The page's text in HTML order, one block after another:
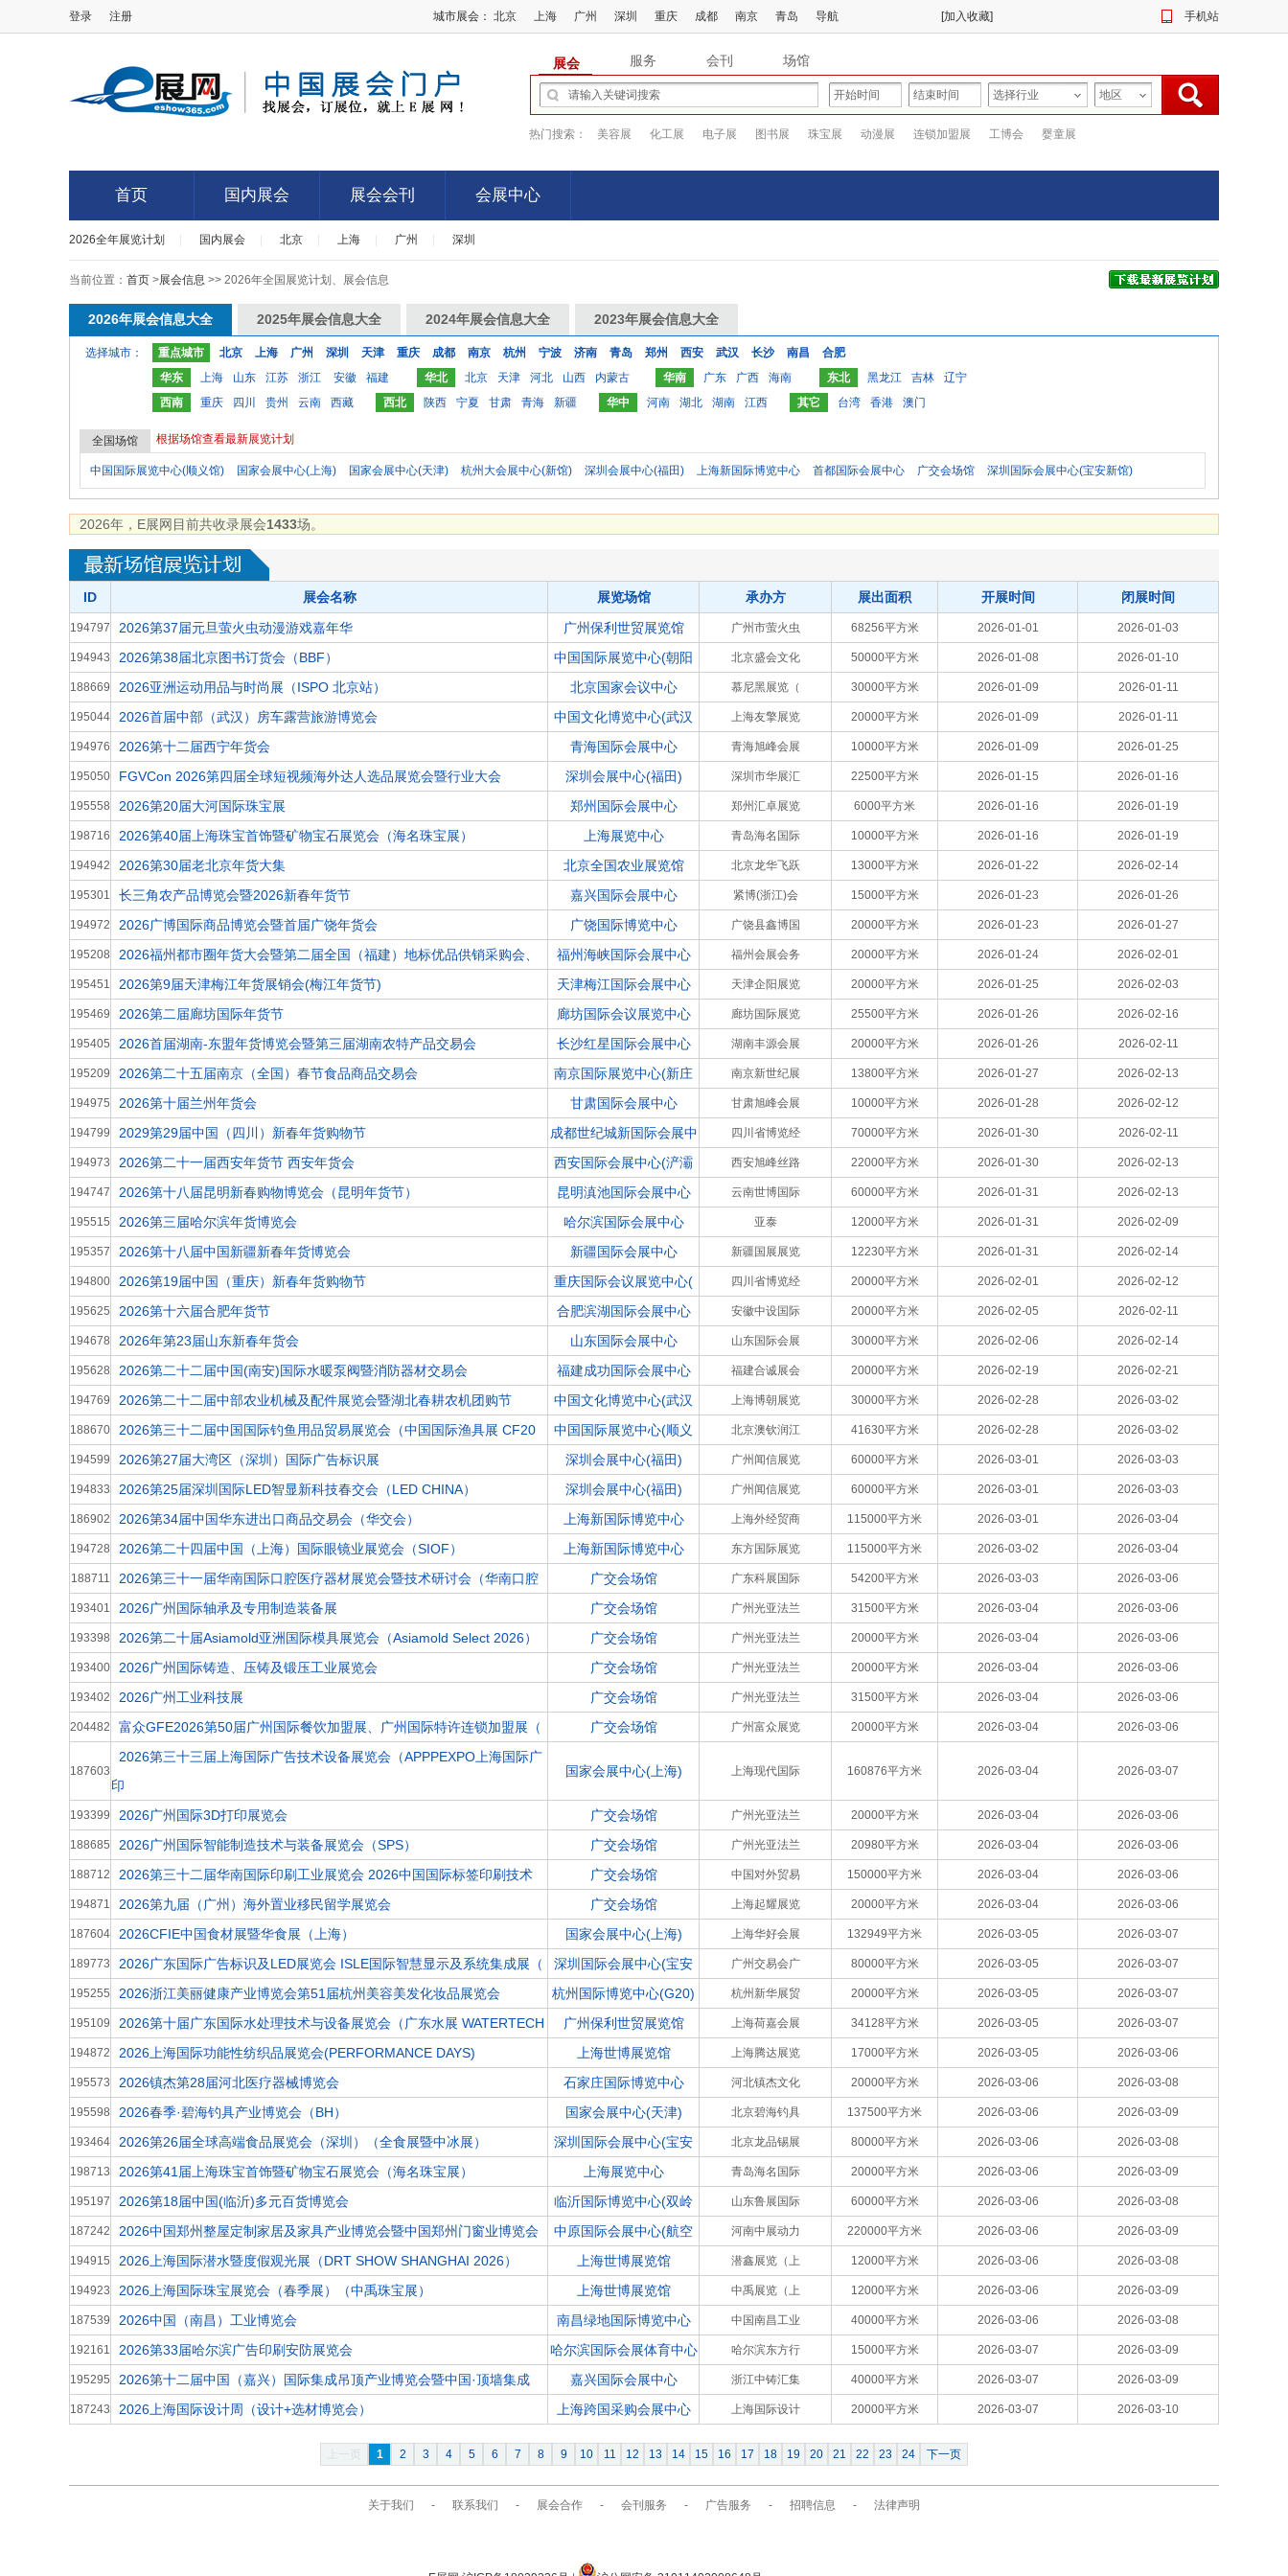
登录 注册 城市展会： 北京 上海 广州 深圳 重庆 成都 南京 青岛 导航 [加入收藏] 手机站
展会 服务 会刊 场馆
热门搜索： 美容展 化工展 电子展 图书展 珠宝展 动漫展 连锁加盟展 工博会 婴童展
首页
首页
国内展会
国内展会
展会会刊
展会会刊
会展中心
2026全年展览计划 国内展会 北京 上海 广州 深圳
当前位置： 首页 >展会信息 >> 2026年全国展览计划、展会信息
2026年展会信息大全 2025年展会信息大全 2024年展会信息大全 2023年展会信息大全
选择城市： 重点城市 北京 上海 广州 深圳 天津 重庆 成都 南京 杭州 宁波 济南 青岛 郑州 西安 武汉 长沙 南昌
合肥
华东
上海 山东 江苏 浙江 安徽 福建 华北 北京 天津 河北 山西 内蒙古 华南 广东 广西 海南 东北 黑龙江 吉林
辽宁
西南
重庆 四川 贵州 云南 西藏 西北 陕西 宁夏 甘肃 青海 新疆 华中 河南 湖北 湖南 江西 其它 台湾 香港 澳门
全国场馆 根据场馆查看最新展览计划
中国国际展览中心(顺义馆) 国家会展中心(上海) 国家会展中心(天津) 杭州大会展中心(新馆) 深圳会展中心(福田) 上海新国际博览中心 首都国际会展中心 广交会场馆 深圳国际会展中心(宝安新馆)
2026年，E展网目前共收录展会1433场。
ID 展会名称 展览场馆 承办方 展出面积 开展时间 闭展时间
194797 2026第37届元旦萤火虫动漫游戏嘉年华 广州保利世贸展览馆 广州市萤火虫 68256平方米 2026-01-01 2026-01-03
194943 2026第38届北京图书订货会（BBF） 中国国际展览中心(朝阳 北京盛会文化 50000平方米 2026-01-08 2026-01-10
188669 2026亚洲运动用品与时尚展（ISPO 北京站） 北京国家会议中心 慕尼黑展览（ 30000平方米 2026-01-09 2026-01-11
195044 2026首届中部（武汉）房车露营旅游博览会 中国文化博览中心(武汉 上海友擎展览 20000平方米 2026-01-09 2026-01-11
194976 2026第十二届西宁年货会 青海国际会展中心 青海旭峰会展 10000平方米 2026-01-09 2026-01-25
195050 FGVCon 2026第四届全球短视频海外达人选品展览会暨行业大会 深圳会展中心(福田) 深圳市华展汇 22500平方米 2026-01-15 2026-01-16
195558 2026第20届大河国际珠宝展 郑州国际会展中心 郑州汇卓展览 6000平方米 2026-01-16 2026-01-19
198716 2026第40届上海珠宝首饰暨矿物宝石展览会（海名珠宝展） 上海展览中心 青岛海名国际 10000平方米 2026-01-16 2026-01-19
194942 2026第30届老北京年货大集 北京全国农业展览馆 北京龙华飞跃 13000平方米 2026-01-22 2026-02-14
195301 长三角农产品博览会暨2026新春年货节 嘉兴国际会展中心 紧博(浙江)会 15000平方米 2026-01-23 2026-01-26
194972 2026广博国际商品博览会暨首届广饶年货会 广饶国际博览中心 广饶县鑫博国 20000平方米 2026-01-23 2026-01-27
195208 2026福州都市圈年货大会暨第二届全国（福建）地标优品供销采购会、 福州海峡国际会展中心 福州会展会务 20000平方米 2026-01-24 2026-02-01
195451 2026第9届天津梅江年货展销会(梅江年货节) 天津梅江国际会展中心 天津企阳展览 20000平方米 2026-01-25 2026-02-03
195469 2026第二届廊坊国际年货节 廊坊国际会议展览中心 廊坊国际展览 25500平方米 2026-01-26 2026-02-16
195405 2026首届湖南-东盟年货博览会暨第三届湖南农特产品交易会 长沙红星国际会展中心 湖南丰源会展 20000平方米 2026-01-26 2026-02-11
195209 2026第二十五届南京（全国）春节食品商品交易会 南京国际展览中心(新庄 南京新世纪展 13800平方米 2026-01-27 2026-02-13
194975 2026第十届兰州年货会 甘肃国际会展中心 甘肃旭峰会展 10000平方米 2026-01-28 2026-02-12
194799 2029第29届中国（四川）新春年货购物节 成都世纪城新国际会展中 四川省博览经 70000平方米 2026-01-30 2026-02-11
194973 2026第二十一届西安年货节 西安年货会 西安国际会展中心(浐灞 西安旭峰丝路 22000平方米 2026-01-30 2026-02-13
194747 2026第十八届昆明新春购物博览会（昆明年货节） 昆明滇池国际会展中心 云南世博国际 60000平方米 2026-01-31 2026-02-13
195515 2026第三届哈尔滨年货博览会 哈尔滨国际会展中心 亚泰 12000平方米 2026-01-31 2026-02-09
195357 2026第十八届中国新疆新春年货博览会 新疆国际会展中心 新疆国展展览 12230平方米 2026-01-31 2026-02-14
194800 2026第19届中国（重庆）新春年货购物节 重庆国际会议展览中心( 四川省博览经 20000平方米 2026-02-01 2026-02-12
195625 2026第十六届合肥年货节 合肥滨湖国际会展中心 安徽中设国际 20000平方米 2026-02-05 2026-02-11
194678 2026年第23届山东新春年货会 山东国际会展中心 山东国际会展 30000平方米 2026-02-06 2026-02-14
195628 2026第二十二届中国(南安)国际水暖泵阀暨消防器材交易会 福建成功国际会展中心 福建合诚展会 20000平方米 2026-02-19 2026-02-21
194769 2026第二十二届中部农业机械及配件展览会暨湖北春耕农机团购节 中国文化博览中心(武汉 上海博朝展览 30000平方米 2026-02-28 2026-03-02
188670 2026第三十二届中国国际钓鱼用品贸易展览会（中国国际渔具展 CF20 中国国际展览中心(顺义 北京澳钦润江 41630平方米 2026-02-28 2026-03-02
194599 2026第27届大湾区（深圳）国际广告标识展 深圳会展中心(福田) 广州闻信展览 60000平方米 2026-03-01 2026-03-03
194833 2026第25届深圳国际LED智显新科技春交会（LED CHINA） 深圳会展中心(福田) 广州闻信展览 60000平方米 2026-03-01 2026-03-03
186902 2026第34届中国华东进出口商品交易会（华交会） 上海新国际博览中心 上海外经贸商 115000平方米 2026-03-01 2026-03-04
194728 2026第二十四届中国（上海）国际眼镜业展览会（SIOF） 上海新国际博览中心 东方国际展览 115000平方米 2026-03-02 2026-03-04
188711 2026第三十一届华南国际口腔医疗器材展览会暨技术研讨会（华南口腔 广交会场馆 广东科展国际 54200平方米 2026-03-03 2026-03-06
193401 2026广州国际轴承及专用制造装备展 广交会场馆 广州光亚法兰 31500平方米 2026-03-04 2026-03-06
193398 2026第二十届Asiamold亚洲国际模具展览会（Asiamold Select 2026） 广交会场馆 广州光亚法兰 20000平方米 2026-03-04 2026-03-06
193400 2026广州国际铸造、压铸及锻压工业展览会 广交会场馆 广州光亚法兰 20000平方米 2026-03-04 2026-03-06
193402 2026广州工业科技展 广交会场馆 广州光亚法兰 31500平方米 2026-03-04 2026-03-06
204482 富众GFE2026第50届广州国际餐饮加盟展、广州国际特许连锁加盟展（ 广交会场馆 广州富众展览 20000平方米 2026-03-04 2026-03-06
187603
2026第三十三届上海国际广告技术设备展览会（APPPEXPO上海国际广
印
国家会展中心(上海) 上海现代国际 160876平方米 2026-03-04 2026-03-07
193399 2026广州国际3D打印展览会 广交会场馆 广州光亚法兰 20000平方米 2026-03-04 2026-03-06
188685 2026广州国际智能制造技术与装备展览会（SPS） 广交会场馆 广州光亚法兰 20980平方米 2026-03-04 2026-03-06
188712 2026第三十二届华南国际印刷工业展览会 2026中国国际标签印刷技术 广交会场馆 中国对外贸易 150000平方米 2026-03-04 2026-03-06
194871 2026第九届（广州）海外置业移民留学展览会 广交会场馆 上海起耀展览 20000平方米 2026-03-04 2026-03-06
187604 2026CFIE中国食材展暨华食展（上海） 国家会展中心(上海) 上海华好会展 132949平方米 2026-03-05 2026-03-07
189773 2026广东国际广告标识及LED展览会 ISLE国际智慧显示及系统集成展（ 深圳国际会展中心(宝安 广州交易会广 80000平方米 2026-03-05 2026-03-07
195255 2026浙江美丽健康产业博览会第51届杭州美容美发化妆品展览会 杭州国际博览中心(G20) 杭州新华展贸 20000平方米 2026-03-05 2026-03-07
195109 2026第十届广东国际水处理技术与设备展览会（广东水展 WATERTECH 广州保利世贸展览馆 上海荷嘉会展 34128平方米 2026-03-05 2026-03-07
194872 2026上海国际功能性纺织品展览会(PERFORMANCE DAYS) 上海世博展览馆 上海腾达展览 17000平方米 2026-03-05 2026-03-06
195573 2026镇杰第28届河北医疗器械博览会 石家庄国际博览中心 河北镇杰文化 20000平方米 2026-03-06 2026-03-08
195598 2026春季·碧海钓具产业博览会（BH） 国家会展中心(天津) 北京碧海钓具 137500平方米 2026-03-06 2026-03-09
193464 2026第26届全球高端食品展览会（深圳）（全食展暨中冰展） 深圳国际会展中心(宝安 北京龙品锡展 80000平方米 2026-03-06 2026-03-08
198713 2026第41届上海珠宝首饰暨矿物宝石展览会（海名珠宝展） 上海展览中心 青岛海名国际 20000平方米 2026-03-06 2026-03-09
195197 2026第18届中国(临沂)多元百货博览会 临沂国际博览中心(双岭 山东鲁展国际 60000平方米 2026-03-06 2026-03-08
187242 2026中国郑州整屋定制家居及家具产业博览会暨中国郑州门窗业博览会 中原国际会展中心(航空 河南中展动力 220000平方米 2026-03-06 2026-03-09
194915 2026上海国际潜水暨度假观光展（DRT SHOW SHANGHAI 2026） 上海世博展览馆 潜鑫展览（上 12000平方米 2026-03-06 2026-03-08
194923 2026上海国际珠宝展览会（春季展）（中禹珠宝展） 上海世博展览馆 中禹展览（上 12000平方米 2026-03-06 2026-03-09
187539 2026中国（南昌）工业博览会 南昌绿地国际博览中心 中国南昌工业 40000平方米 2026-03-06 2026-03-08
192161 2026第33届哈尔滨广告印刷安防展览会 哈尔滨国际会展体育中心 哈尔滨东方行 15000平方米 2026-03-07 2026-03-09
195295 2026第十二届中国（嘉兴）国际集成吊顶产业博览会暨中国·顶墙集成 嘉兴国际会展中心 浙江中铸汇集 40000平方米 2026-03-07 2026-03-09
187243 2026上海国际设计周（设计+选材博览会） 上海跨国采购会展中心 上海国际设计 20000平方米 2026-03-07 2026-03-10
1 2 3 4 5 6 7 8 9 10 11 12 13 14 15 16 17 18 19 20 21 22 23 24 下一页
关于我们 - 联系我们 - 展会合作 - 会刊服务 - 广告服务 - 招聘信息 - 法律声明